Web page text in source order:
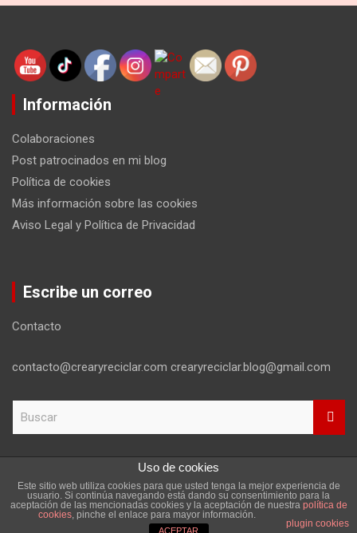
Información
Colaboraciones
Post patrocinados en mi blog
Política de cookies
Más información sobre las cookies
Aviso Legal y Política de Privacidad
Escribe un correo
Contacto
contacto@crearyreciclar.com crearyreciclar.blog@gmail.com
c
Copyright ©2026
Aviso Legal y Política de Privacidad
Tema por:Theme Horse Funciona gracias a:
Uso de cookies
Este sitio web utiliza cookies para que usted tenga la mejor experiencia de
usuario. Si continúa navegando está dando su consentimiento para la
aceptación de las mencionadas cookies y la aceptación de nuestra política de
cookies, pinche el enlace para mayor información.
plugin cookies
ACEPTAR